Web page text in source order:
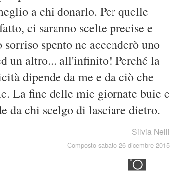
a chi donarlo. Per quelle
ci saranno scelte precise e
spento ne accenderò uno
un altro... all'infinito! Perché la
dipende da me e da ciò che
La fine delle mie giornate buie e
da chi scelgo di lasciare dietro.
Silvia Nelli
Composto sabato 26 dicembre 2015